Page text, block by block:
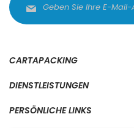
Sie
sich
CARTAPACKING
DIENSTLEISTUNGEN
PERSÖNLICHE LINKS